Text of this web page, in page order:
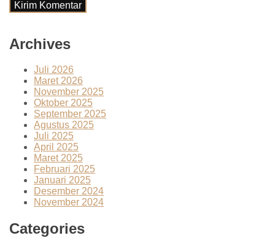
Archives
Juli 2026
Maret 2026
November 2025
Oktober 2025
September 2025
Agustus 2025
Juli 2025
April 2025
Maret 2025
Februari 2025
Januari 2025
Desember 2024
November 2024
Categories